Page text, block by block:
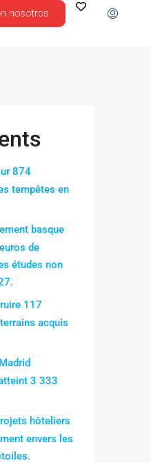
nosotros
874
tempêtes en
basque
de
études non
117
acquis
3 333
hôteliers
envers les